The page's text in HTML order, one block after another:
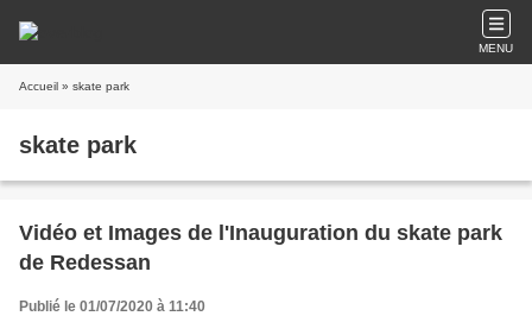
MENU
Accueil » skate park
skate park
Vidéo et Images de l'Inauguration du skate park
de Redessan
Publié le 01/07/2020 à 11:40